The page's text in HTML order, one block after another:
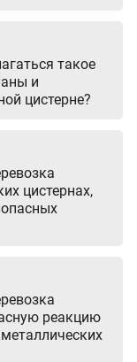
такое
и
цистерне?
цистернах,
реакцию